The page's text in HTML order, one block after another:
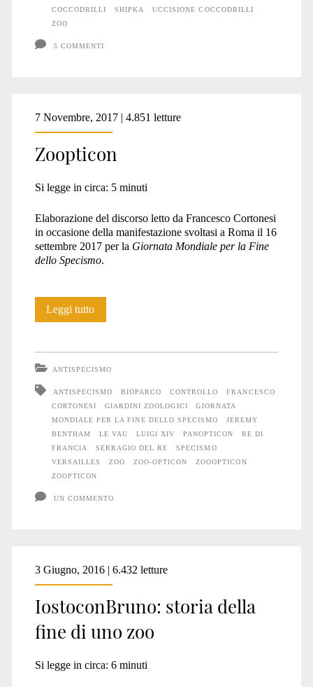
COCCODRILLI
SHIPKA
UCCISIONE COCCODRILLI
ZOO
5 COMMENTI
7 Novembre, 2017 | 4.851 letture
Zoopticon
Si legge in circa: 5 minuti
Elaborazione del discorso letto da Francesco Cortonesi
in occasione della manifestazione svoltasi a Roma il 16
settembre 2017 per la Giornata Mondiale per la Fine
dello Specismo.
Leggi tuttoZoopticon
ANTISPECISMO
ANTISPECISMO BIOPARCO CONTROLLO
FRANCESCO
CORTONESI
GIARDINI ZOOLOGICI
GIORNATA
MONDIALE PER LA FINE DELLO SPECISMO
JEREMY
BENTHAM
LE VAU LUIGI XIV PANOPTICON
RE DI
FRANCIA
SERRAGIO DEL RE
SPECISMO
VERSAILLES
ZOO ZOO-OPTICON
ZOOOPTICON
ZOOPTICON
UN COMMENTO
3 Giugno, 2016 | 6.432 letture
IostoconBruno: storia della
fine di uno zoo
Si legge in circa: 6 minuti